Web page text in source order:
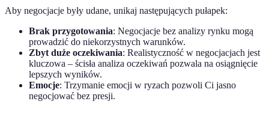
Aby negocjacje były udane, unikaj następujących pułapek:
Brak przygotowania: Negocjacje bez analizy rynku mogą
prowadzić do niekorzystnych warunków.
Zbyt duże oczekiwania: Realistyczność w negocjacjach jest
kluczowa – ścisła analiza oczekiwań pozwala na osiągnięcie
lepszych wyników.
Emocje: Trzymanie emocji w ryzach pozwoli Ci jasno
negocjować bez presji.